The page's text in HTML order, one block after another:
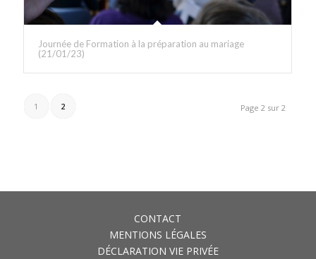
Journée de Formation à la préparation au mariage
(21/01/23)
Page 2 sur 2
1 2
CONTACT
MENTIONS LÉGALES
DÉCLARATION VIE PRIVÉE